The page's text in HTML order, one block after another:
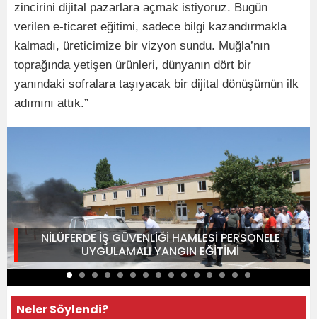
zincirini dijital pazarlara açmak istiyoruz. Bugün
verilen e-ticaret eğitimi, sadece bilgi kazandırmakla
kalmadı, üreticimize bir vizyon sundu. Muğla’nın
toprağında yetişen ürünleri, dünyanın dört bir
yanındaki sofralara taşıyacak bir dijital dönüşümün ilk
adımını attık.”
NİLÜFERDE İŞ GÜVENLİĞİ HAMLESİ PERSONELE
UYGULAMALI YANGIN EĞİTİMİ
Neler Söylendi?